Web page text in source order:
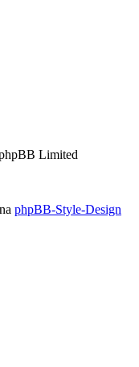
Limited
phpBB-Style-Design